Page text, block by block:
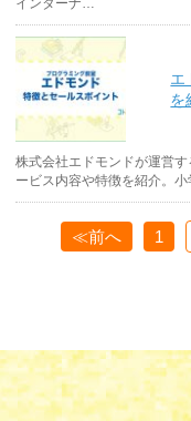
インターナ…
エ
を
株式会社エドモンドが運営
ービス内容や特徴を紹介。
≪前へ 1